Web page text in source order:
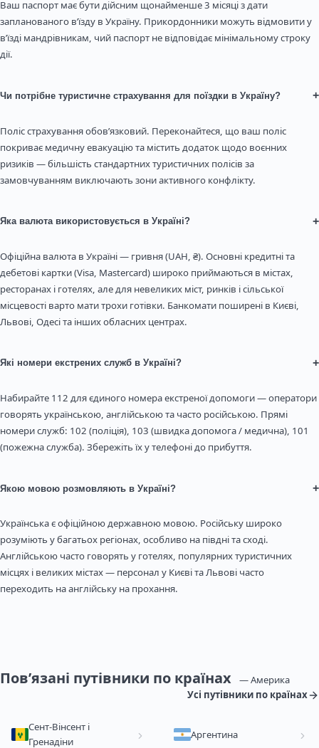
Ваш паспорт має бути дійсним щонайменше 3 місяці з дати
запланованого в’їзду в Україну. Прикордонники можуть відмовити у
в’їзді мандрівникам, чий паспорт не відповідає мінімальному строку
дії.
Чи потрібне туристичне страхування для поїздки в Україну? +
Поліс страхування обов’язковий. Переконайтеся, що ваш поліс
покриває медичну евакуацію та містить додаток щодо воєнних
ризиків — більшість стандартних туристичних полісів за
замовчуванням виключають зони активного конфлікту.
Яка валюта використовується в Україні? +
Офіційна валюта в Україні — гривня (UAH, ₴). Основні кредитні та
дебетові картки (Visa, Mastercard) широко приймаються в містах,
ресторанах і готелях, але для невеликих міст, ринків і сільської
місцевості варто мати трохи готівки. Банкомати поширені в Києві,
Львові, Одесі та інших обласних центрах.
Які номери екстрених служб в Україні? +
Набирайте 112 для єдиного номера екстреної допомоги — оператори
говорять українською, англійською та часто російською. Прямі
номери служб: 102 (поліція), 103 (швидка допомога / медична), 101
(пожежна служба). Збережіть їх у телефоні до прибуття.
Якою мовою розмовляють в Україні? +
Українська є офіційною державною мовою. Російську широко
розуміють у багатьох регіонах, особливо на півдні та сході.
Англійською часто говорять у готелях, популярних туристичних
місцях і великих містах — персонал у Києві та Львові часто
переходить на англійську на прохання.
Пов’язані путівники по країнах
— Америка
Усі путівники по країнах
Сент-Вінсент і
Гренадіни
Аргентина